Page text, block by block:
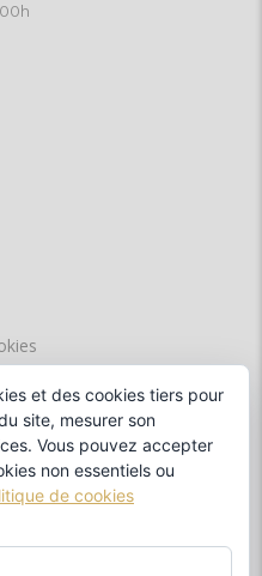
et des cookies tiers pour
site, mesurer son
Vous pouvez accepter
non essentiels ou
de cookies